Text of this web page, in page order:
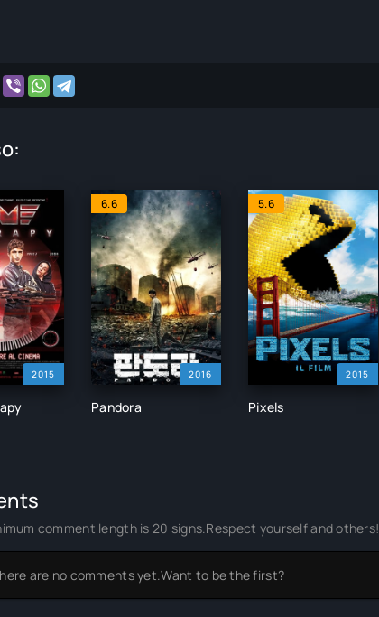
2015 2016
6.6
Pandora
2015
5.6
Pixels
comment length is 20 signs.Respect yourself and others!
are no comments yet.Want to be the first?